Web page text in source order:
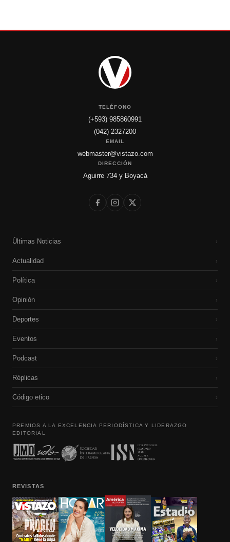
TELÉFONO
(+593) 985860991
(042) 2327200
EMAIL
webmaster@vistazo.com
DIRECCIÓN
Aguirre 734 y Boyacá
Últimas Noticias ›
Actualidad ›
Política ›
Opinión ›
Deportes ›
Eventos ›
Podcast ›
Réplicas ›
Código etico ›
PREMIOS A LA EXCELENCIA PERIODÍSTICA Y LIDERAZGO
EDITORIAL
REVISTAS